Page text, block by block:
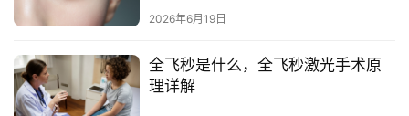
播
带
货
登录 注册
2026年6月19日
全飞秒是什么，全飞秒激光手术原
理详解